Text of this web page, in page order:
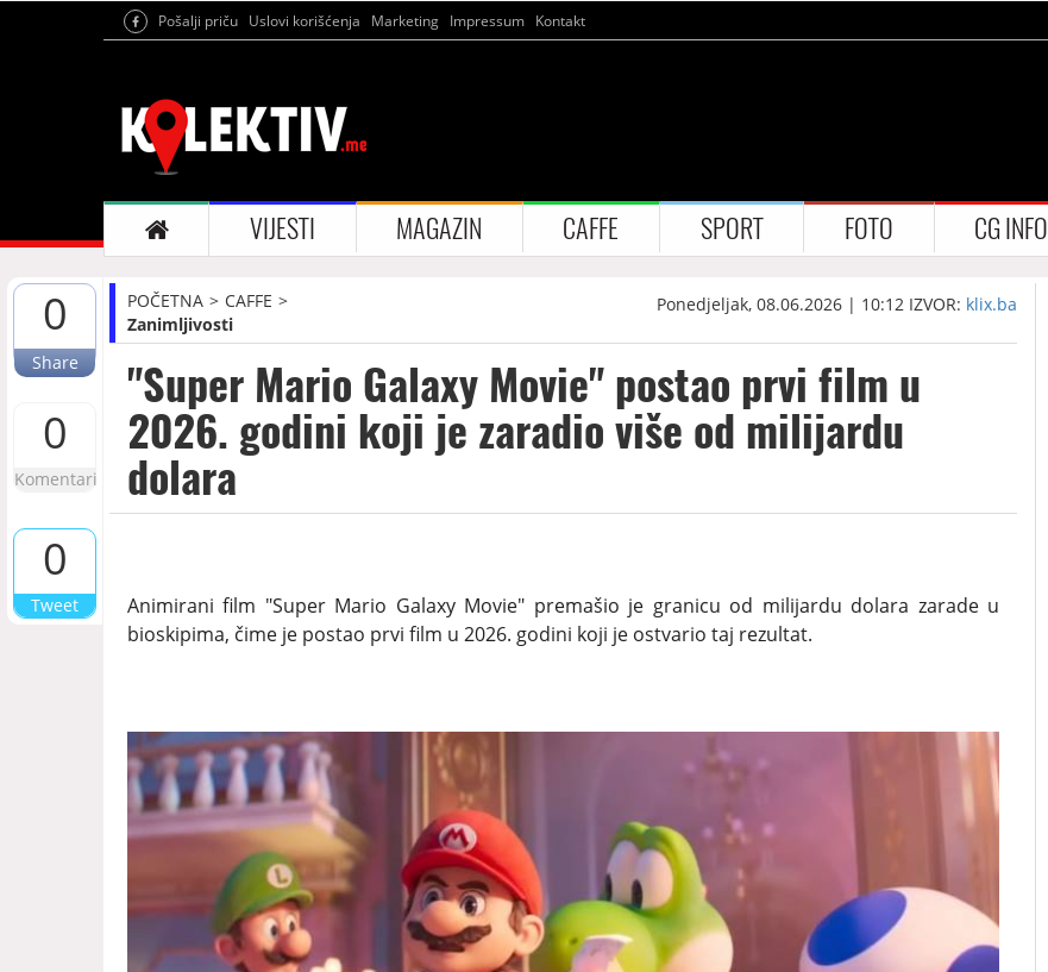
Pošalji priču Uslovi korišćenja Marketing Impressum Kontakt
VIJESTI MAGAZIN CAFFE SPORT FOTO CG INFO
0
Share
0
Komentari
0
Tweet
POČETNA
CAFFE
Zanimljivosti
Ponedjeljak, 08.06.2026 | 10:12 IZVOR: klix.ba
"Super Mario Galaxy Movie" postao prvi film u
2026. godini koji je zaradio više od milijardu
dolara
Animirani film "Super Mario Galaxy Movie" premašio je granicu od milijardu dolara zarade u
bioskipima, čime je postao prvi film u 2026. godini koji je ostvario taj rezultat.